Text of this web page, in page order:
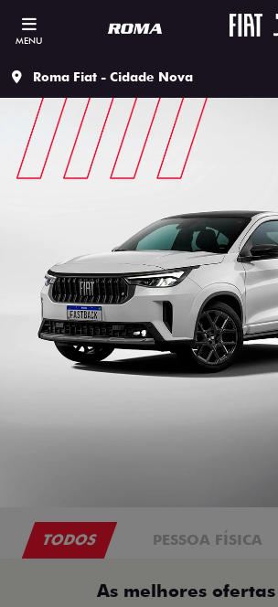
MENU
Roma Fiat - Cidade Nova
TODOS PESSOA FÍSICA
As melhores